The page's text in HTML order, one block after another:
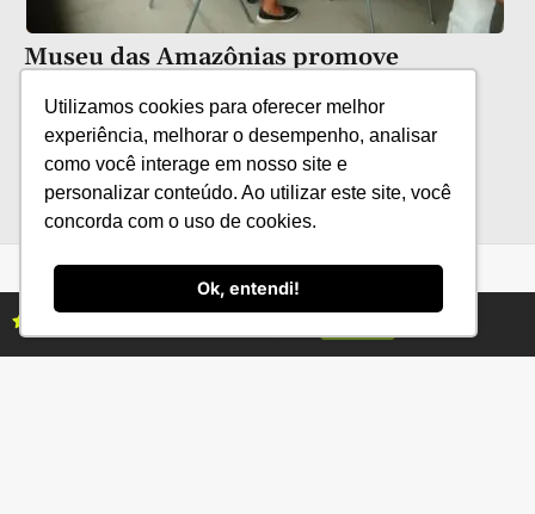
Utilizamos cookies para oferecer melhor
experiência, melhorar o desempenho, analisar
como você interage em nosso site e
personalizar conteúdo. Ao utilizar este site, você
concorda com o uso de cookies.
Ok, entendi!
Museu das Amazônias promove
agosto
Links úteis
Conteúdo Grãos
Florestas Hortifrúti
Categorias Eventos
Economia Institucional